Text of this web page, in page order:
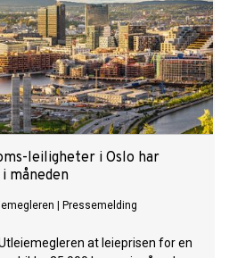
leiligheter i Oslo har
måneden
Pressemelding
at leieprisen for en